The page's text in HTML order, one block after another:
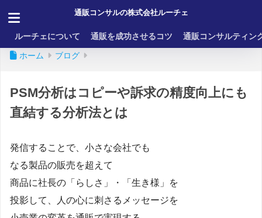
通販コンサルの株式会社ルーチェ
ルーチェについて 通販を成功させるコツ 通販コンサルティン
ホーム ブログ
PSM分析はコピーや訴求の精度向上にも
直結する分析法とは
発信することで、小さな会社でも
なる製品の販売を超えて
商品に社長の「らしさ」・「生き様」を
投影して、人の心に刺さるメッセージを